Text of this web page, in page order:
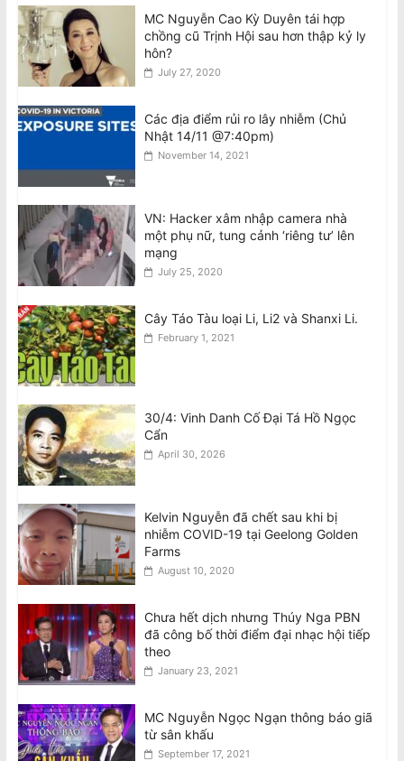
Visit to Australia by the General
Secretary and President of the
Tên lửa SpaceX Falcon 9 đâm vào Mặt
Trăng tốc độ 8.690 km/h
National Stroke Week: Sau tuổi 40, vì
sao bạn cần quan tâm đến đột quỵ?
August 6, 2026
MC Nguyễn Cao Kỳ Duyên tái hợp
chồng cũ Trịnh Hội sau hơn thập kỷ ly
hôn?
July 27, 2020
Các địa điểm rủi ro lây nhiễm (Chủ
Nhật 14/11 @7:40pm)
November 14, 2021
VN: Hacker xâm nhập camera nhà
một phụ nữ, tung cảnh ‘riêng tư’ lên
mạng
July 25, 2020
Cây Táo Tàu loại Li, Li2 và Shanxi Li.
February 1, 2021
30/4: Vinh Danh Cố Đại Tá Hồ Ngọc
Cẩn
April 30, 2026
Kelvin Nguyễn đã chết sau khi bị
nhiễm COVID-19 tại Geelong Golden
Farms
August 10, 2020
Chưa hết dịch nhưng Thúy Nga PBN
đã công bố thời điểm đại nhạc hội tiếp
theo
January 23, 2021
MC Nguyễn Ngọc Ngạn thông báo giã
từ sân khấu
September 17, 2021